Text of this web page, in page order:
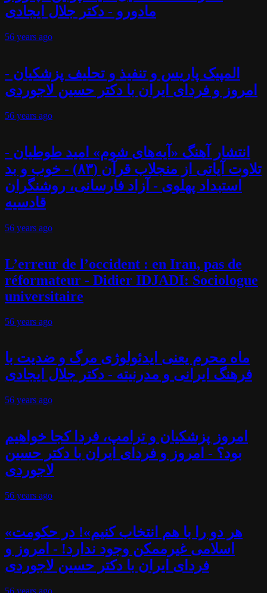
مادورو - دکتر جلال ایجادی
56 years ago
المپیک پاریس و تنفیذ و تحلیف پزشکیان -
امروز و فردای ایران با دکتر حسین لاجوردی
56 years ago
انتشار آهنگ «آیه‌های شوم» امید طوطیان -
تلاوت آیاتی از منجلاب قرآن (۸۳) - خوب و بد
استبداد پهلوی - آزاد فارسانی، روشنگران
قادسیه
56 years ago
L’erreur de l’occident : en Iran, pas de
réformateur - Didier IDJADI: Sociologue
universitaire
56 years ago
ماه محرم یعنی ایدئولوژی مرگ و ضدیت با
فرهنگ ایرانی و مدرنیته - دکتر جلال ایجادی
56 years ago
امروز پزشکیان و ترامپ، فردا کجا خواهیم
بود؟ - امروز و فردای ایران با دکتر حسین
لاجوردی
56 years ago
«هر دو را با هم انتخاب کنیم»! در حکومت
اسلامی غیرممکن وجود ندارد! - امروز و
فردای ایران با دکتر حسین لاجوردی
56 years ago